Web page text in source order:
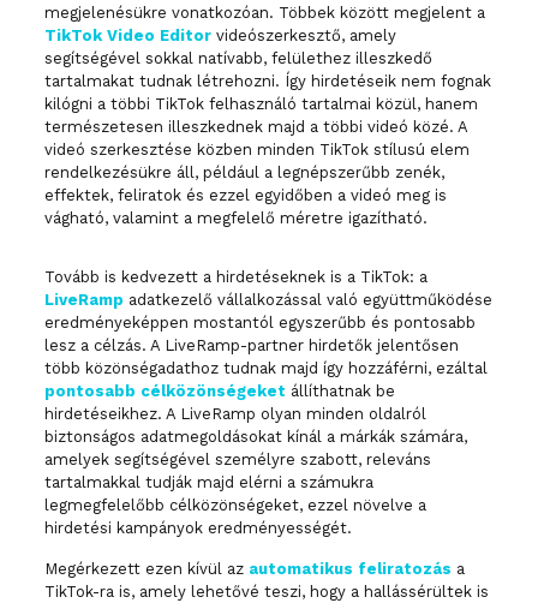
megjelenésükre vonatkozóan. Többek között megjelent a
TikTok Video Editor videószerkesztő, amely
segítségével sokkal natívabb, felülethez illeszkedő
tartalmakat tudnak létrehozni. Így hirdetéseik nem fognak
kilógni a többi TikTok felhasználó tartalmai közül, hanem
természetesen illeszkednek majd a többi videó közé. A
videó szerkesztése közben minden TikTok stílusú elem
rendelkezésükre áll, például a legnépszerűbb zenék,
effektek, feliratok és ezzel egyidőben a videó meg is
vágható, valamint a megfelelő méretre igazítható.
Tovább is kedvezett a hirdetéseknek is a TikTok: a
LiveRamp adatkezelő vállalkozással való együttműködése
eredményeképpen mostantól egyszerűbb és pontosabb
lesz a célzás. A LiveRamp-partner hirdetők jelentősen
több közönségadathoz tudnak majd így hozzáférni, ezáltal
pontosabb célközönségeket állíthatnak be
hirdetéseikhez. A LiveRamp olyan minden oldalról
biztonságos adatmegoldásokat kínál a márkák számára,
amelyek segítségével személyre szabott, releváns
tartalmakkal tudják majd elérni a számukra
legmegfelelőbb célközönségeket, ezzel növelve a
hirdetési kampányok eredményességét.
Megérkezett ezen kívül az automatikus feliratozás a
TikTok-ra is, amely lehetővé teszi, hogy a hallássérültek is